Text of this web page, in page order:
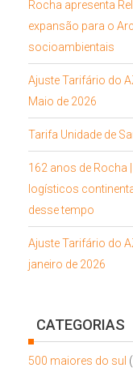
Rocha apresenta
expansão para o
socioambientais
Ajuste Tarifário do
Maio de 2026
Tarifa Unidade de
162 anos de Rocha
logísticos
desse tempo
Ajuste Tarifário do
janeiro de 2026
CATEGORIAS
500 maiores do sul